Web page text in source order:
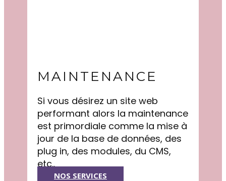
MAINTENANCE
Si vous désirez un site web
performant alors la maintenance
est primordiale comme la mise à
jour de la base de données, des
plug in, des modules, du CMS,
etc..
NOS SERVICES